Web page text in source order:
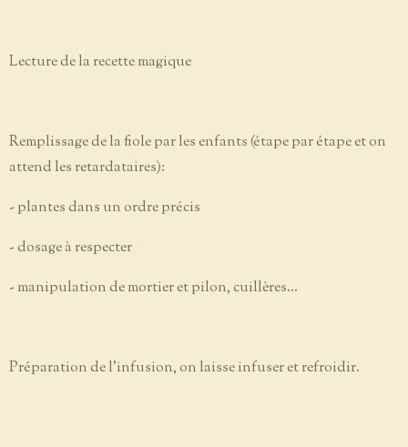
Lecture de la recette magique
Remplissage de la fiole par les enfants (étape par étape et on
attend les retardataires):
- plantes dans un ordre précis
- dosage à respecter
- manipulation de mortier et pilon, cuillères...
Préparation de l’infusion, on laisse infuser et refroidir.